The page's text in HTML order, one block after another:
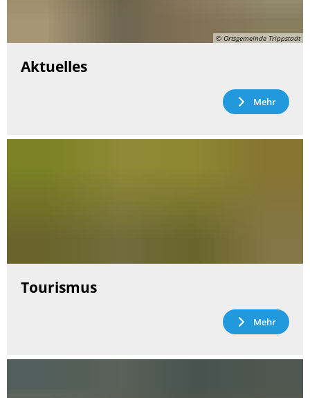
© Ortsgemeinde Trippstadt
Aktuelles
Mehr
Tourismus
Mehr